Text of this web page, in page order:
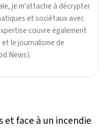
je m'attache à décrypter
et sociétaux avec
couvre également
le journalisme de
News).